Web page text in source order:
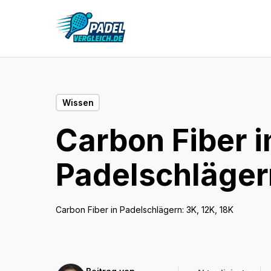
Die besten Padelschläger
Die
Wissen
Carbon Fiber
Carbon Fiber in Padelschlägern: 3K, 12K, 18K
Florian